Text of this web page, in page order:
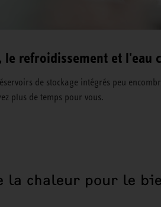
le refroidissement et l'eau
de stockage intégrés peu
plus de temps pour vous.
la chaleur pour le